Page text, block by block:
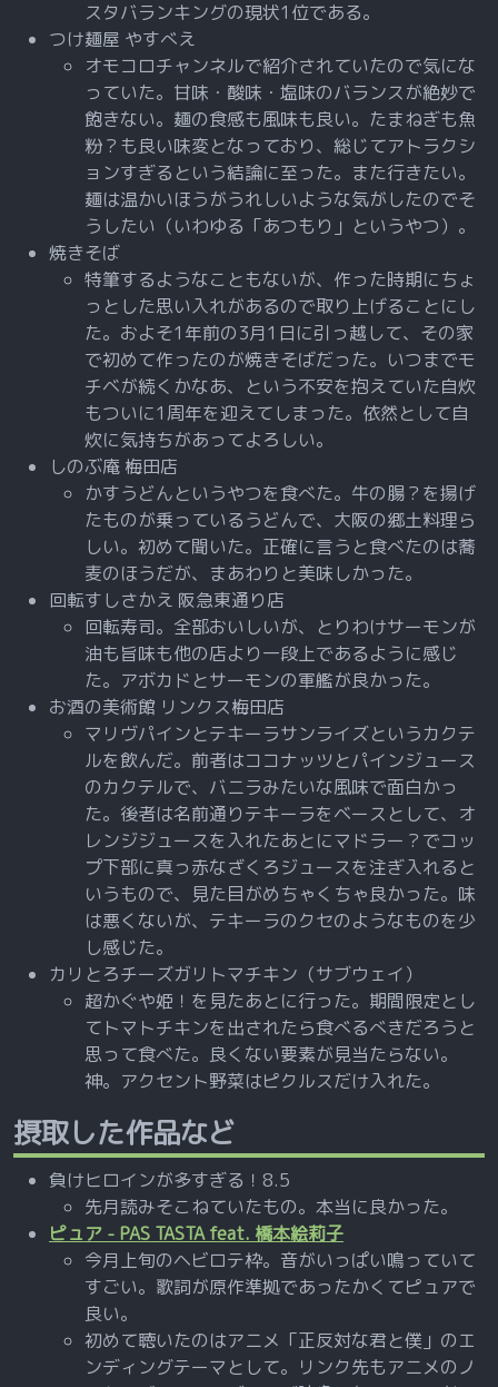
スタバランキングの現状1位である。
つけ麺屋 やすべえ
オモコロチャンネルで紹介されていたので気にな
っていた。甘味・酸味・塩味のバランスが絶妙で
飽きない。麺の食感も風味も良い。たまねぎも魚
粉？も良い味変となっており、総じてアトラクシ
ョンすぎるという結論に至った。また行きたい。
麺は温かいほうがうれしいような気がしたのでそ
うしたい（いわゆる「あつもり」というやつ）。
焼きそば
特筆するようなこともないが、作った時期にちょ
っとした思い入れがあるので取り上げることにし
た。およそ1年前の3月1日に引っ越して、その家
で初めて作ったのが焼きそばだった。いつまでモ
チベが続くかなあ、という不安を抱えていた自炊
もついに1周年を迎えてしまった。依然として自
炊に気持ちがあってよろしい。
しのぶ庵 梅田店
かすうどんというやつを食べた。牛の腸？を揚げ
たものが乗っているうどんで、大阪の郷土料理ら
しい。初めて聞いた。正確に言うと食べたのは蕎
麦のほうだが、まあわりと美味しかった。
回転すしさかえ 阪急東通り店
回転寿司。全部おいしいが、とりわけサーモンが
油も旨味も他の店より一段上であるように感じ
た。アボカドとサーモンの軍艦が良かった。
お酒の美術館 リンクス梅田店
マリヴパインとテキーラサンライズというカクテ
ルを飲んだ。前者はココナッツとパインジュース
のカクテルで、バニラみたいな風味で面白かっ
た。後者は名前通りテキーラをベースとして、オ
レンジジュースを入れたあとにマドラー？でコッ
プ下部に真っ赤なざくろジュースを注ぎ入れると
いうもので、見た目がめちゃくちゃ良かった。味
は悪くないが、テキーラのクセのようなものを少
し感じた。
カリとろチーズガリトマチキン（サブウェイ）
超かぐや姫！を見たあとに行った。期間限定とし
てトマトチキンを出されたら食べるべきだろうと
思って食べた。良くない要素が見当たらない。
神。アクセント野菜はピクルスだけ入れた。
摂取した作品など
負けヒロインが多すぎる！8.5
先月読みそこねていたもの。本当に良かった。
ピュア - PAS TASTA feat. 橋本絵莉子
今月上旬のヘビロテ枠。音がいっぱい鳴っていて
すごい。歌詞が原作準拠であったかくてピュアで
良い。
初めて聴いたのはアニメ「正反対な君と僕」のエ
ンディングテーマとして。リンク先もアニメのノ